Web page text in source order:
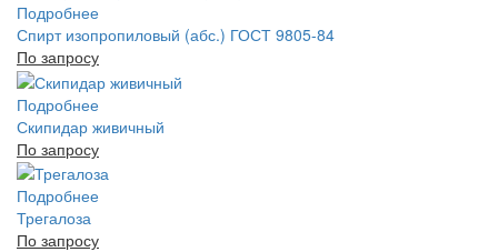
Подробнее
Спирт изопропиловый (абс.) ГОСТ 9805-84
По запросу
Подробнее
Скипидар живичный
По запросу
Подробнее
Трегалоза
По запросу